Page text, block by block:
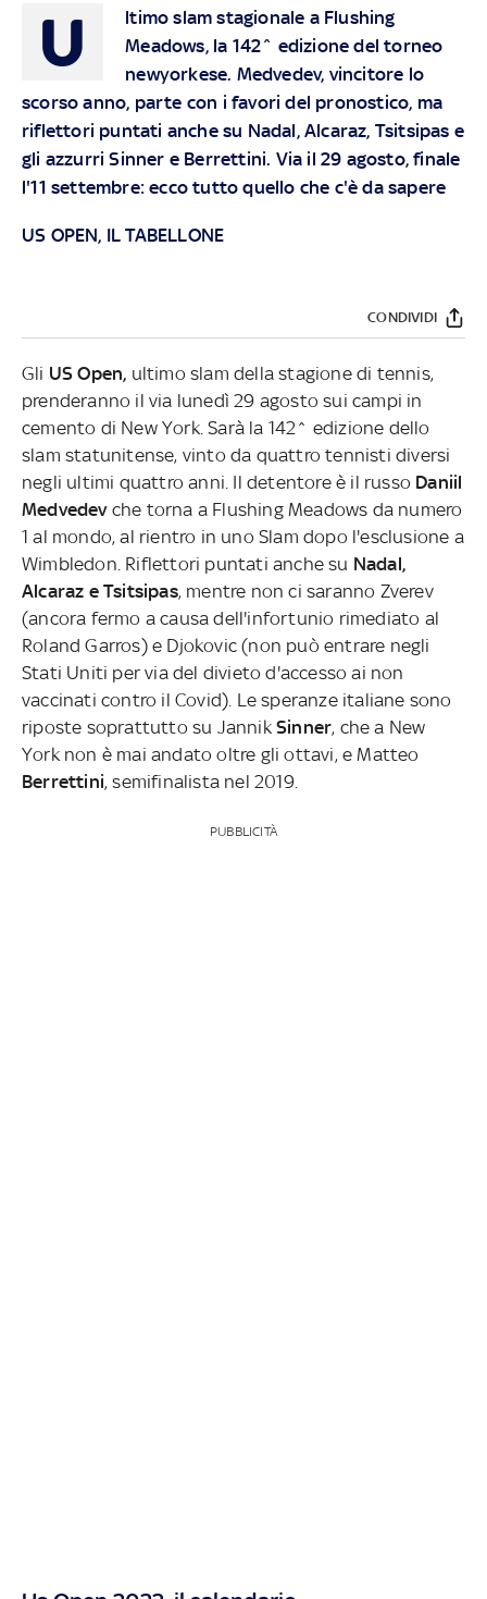
U
ltimo slam stagionale a Flushing
Meadows, la 142^ edizione del torneo
newyorkese. Medvedev, vincitore lo
scorso anno, parte con i favori del pronostico, ma
riflettori puntati anche su Nadal, Alcaraz, Tsitsipas e
gli azzurri Sinner e Berrettini. Via il 29 agosto, finale
l'11 settembre: ecco tutto quello che c'è da sapere
US OPEN, IL TABELLONE
CONDIVIDI
Gli US Open, ultimo slam della stagione di tennis,
prenderanno il via lunedì 29 agosto sui campi in
cemento di New York. Sarà la 142^ edizione dello
slam statunitense, vinto da quattro tennisti diversi
negli ultimi quattro anni. Il detentore è il russo Daniil
Medvedevche torna a Flushing Meadows da numero
1 al mondo, al rientro in uno Slam dopo l'esclusione a
Wimbledon. Riflettori puntati anche su Nadal,
Alcaraz e Tsitsipas, mentre non ci saranno Zverev
(ancora fermo a causa dell'infortunio rimediato al
Roland Garros) e Djokovic (non può entrare negli
Stati Uniti per via del divieto d'accesso ai non
vaccinati contro il Covid). Le speranze italiane sono
riposte soprattutto su Jannik Sinner, che a New
York non è mai andato oltre gli ottavi, e Matteo
Berrettini, semifinalista nel 2019.
PUBBLICITÀ